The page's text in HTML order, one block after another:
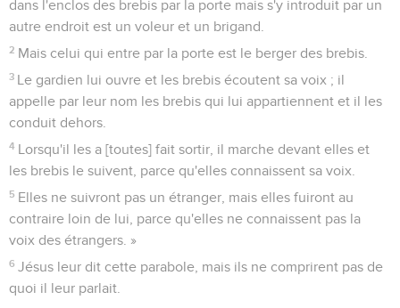
dans l'enclos des brebis par la porte mais s'y introduit par un
autre endroit est un voleur et un brigand.
2 Mais celui qui entre par la porte est le berger des brebis.
3 Le gardien lui ouvre et les brebis écoutent sa voix ; il
appelle par leur nom les brebis qui lui appartiennent et il les
conduit dehors.
4 Lorsqu'il les a [toutes] fait sortir, il marche devant elles et
les brebis le suivent, parce qu'elles connaissent sa voix.
5 Elles ne suivront pas un étranger, mais elles fuiront au
contraire loin de lui, parce qu'elles ne connaissent pas la
voix des étrangers. »
6 Jésus leur dit cette parabole, mais ils ne comprirent pas de
quoi il leur parlait.